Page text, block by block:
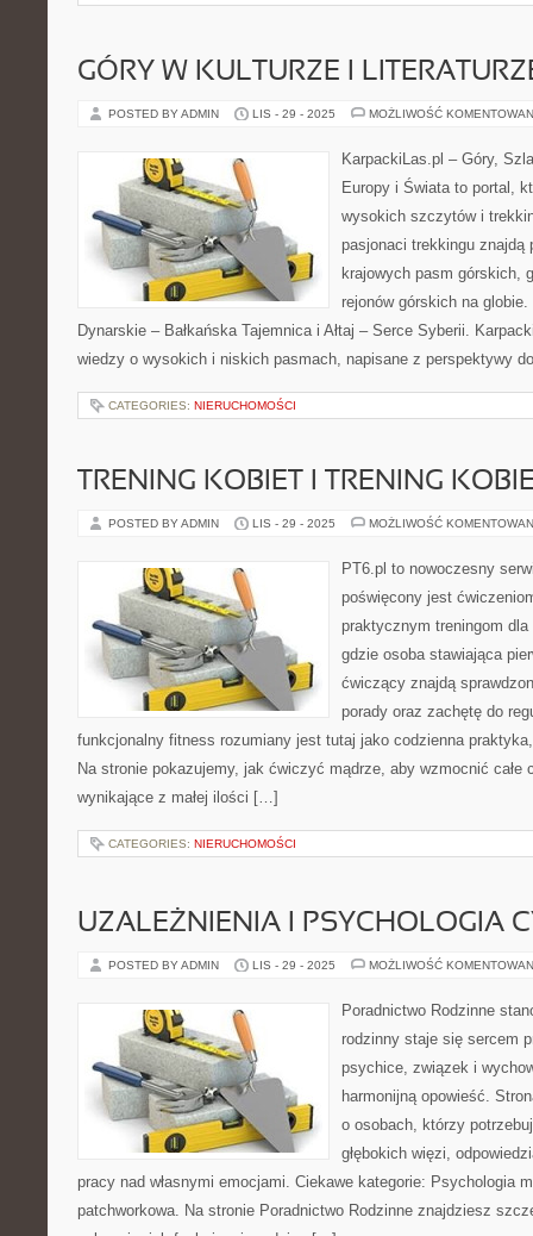
GÓRY W KULTURZE I
POSTED BY ADMIN LIS - 29 - 2025 MOŻLIWOŚĆ
KarpackiLas.pl – Góry,
Europy i Świata to portal,
wysokich szczytów i
pasjonaci trekkingu znajdą
krajowych pasm górskich,
rejonów górskich na
Dynarskie – Bałkańska Tajemnica i Ałtaj – Serce Syberii.
wiedzy o wysokich i niskich pasmach, napisane z perspektywy
CATEGORIES: NIERUCHOMOŚCI
TRENING KOBIET I TRENING
POSTED BY ADMIN LIS - 29 - 2025 MOŻLIWOŚĆ
PT6.pl to nowoczesny
poświęcony jest
praktycznym treningom
gdzie osoba stawiająca
ćwiczący znajdą
porady oraz zachętę do
funkcjonalny fitness rozumiany jest tutaj jako codzienna
Na stronie pokazujemy, jak ćwiczyć mądrze, aby wzmocnić całe
wynikające z małej ilości […]
CATEGORIES: NIERUCHOMOŚCI
UZALEŻNIENIA I PSYCHOLOGIA
POSTED BY ADMIN LIS - 29 - 2025 MOŻLIWOŚĆ
Poradnictwo Rodzinne
rodzinny staje się sercem
psychice, związek i
harmonijną opowieść.
o osobach, którzy
głębokich więzi,
pracy nad własnymi emocjami. Ciekawe kategorie: Psychologia
patchworkowa. Na stronie Poradnictwo Rodzinne znajdziesz